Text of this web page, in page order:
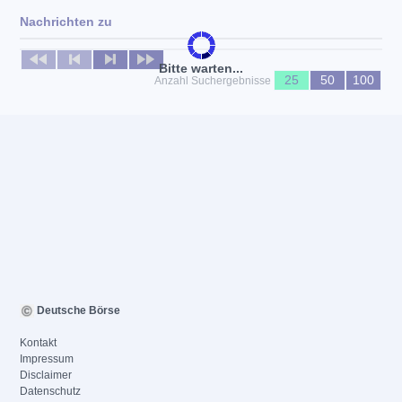
Bitte warten...
Nachrichten zu
Keine News verfügbar
Anzahl Suchergebnisse
25 50 100
Deutsche Börse
Kontakt
Impressum
Disclaimer
Datenschutz